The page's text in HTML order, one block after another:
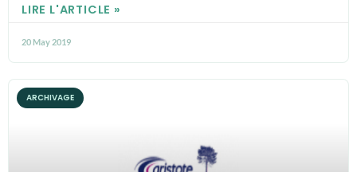
LIRE L'ARTICLE »
20 May 2019
ARCHIVAGE